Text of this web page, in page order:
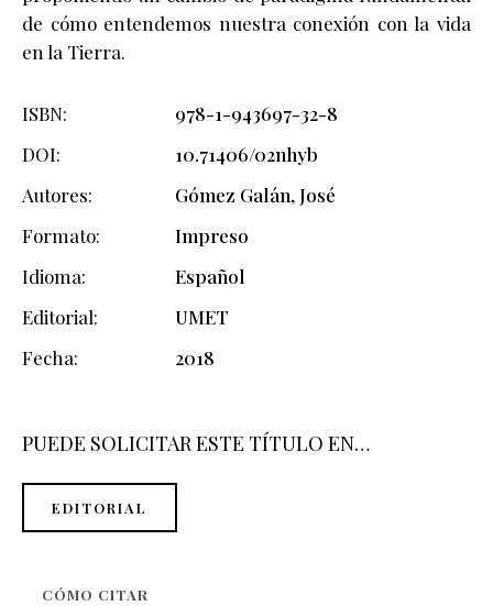
de cómo entendemos nuestra conexión con la vida
en la Tierra.
ISBN
978-1-943697-32-8
DOI
10.71406/02nhyb
Autores
Gómez Galán, José
Formato
Impreso
Idioma
Español
Editorial
UMET
Fecha
2018
PUEDE SOLICITAR ESTE TÍTULO EN…
EDITORIAL
CÓMO CITAR